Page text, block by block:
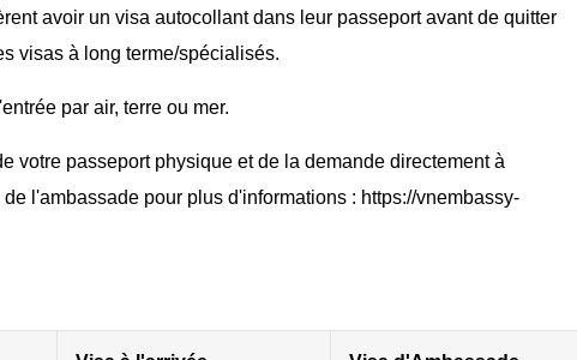
avoir un visa autocollant dans leur passeport avant de quitter
visas à long terme/spécialisés.
par air, terre ou mer.
votre passeport physique et de la demande directement à
l'ambassade pour plus d'informations : https://vnembassy-